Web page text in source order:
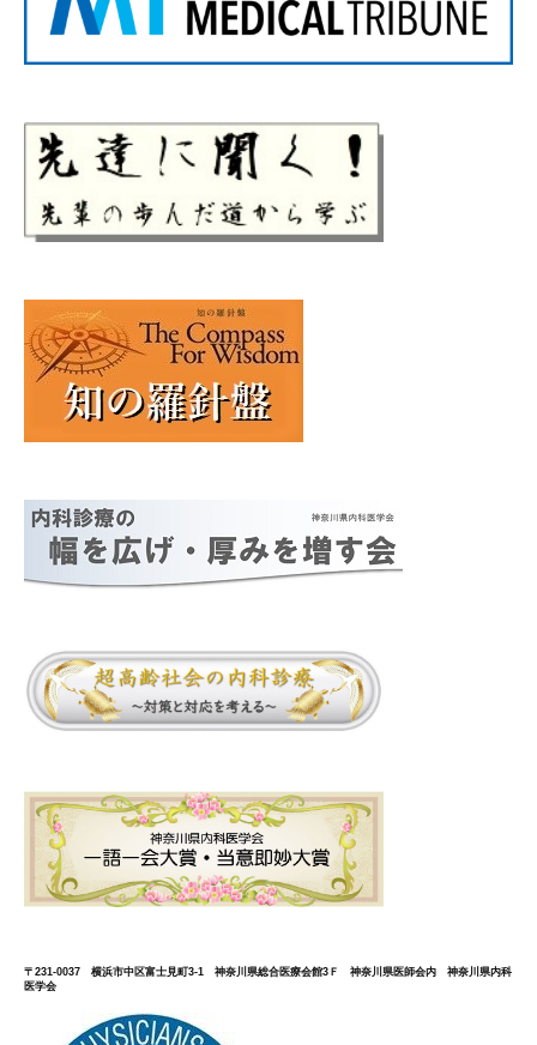
〒231-0037 横浜市中区富士見町3-1 神奈川県総合医療会館3Ｆ 神奈川県医師会内 神奈川県内科
医学会